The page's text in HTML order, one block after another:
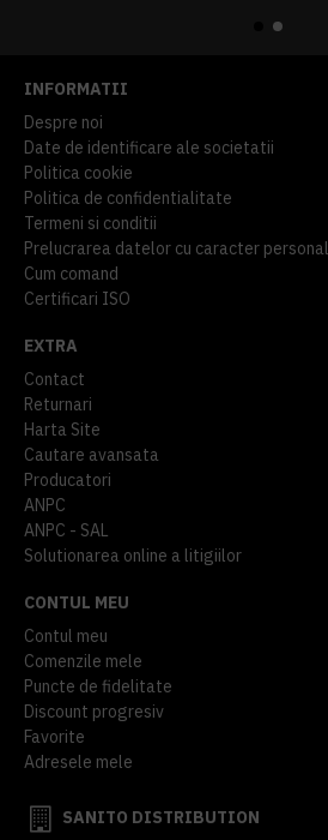
INFORMATII
Despre noi
Date de identificare ale societatii
Politica cookie
Politica de confidentialitate
Termeni si conditii
Prelucrarea datelor cu caracter personal
Cum comand
Certificari ISO
EXTRA
Contact
Returnari
Harta Site
Cautare avansata
Producatori
ANPC
ANPC - SAL
Solutionarea online a litigiilor
CONTUL MEU
Contul meu
Comenzile mele
Puncte de fidelitate
Discount progresiv
Favorite
Adresele mele
SANITO DISTRIBUTION